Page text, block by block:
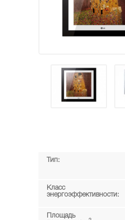
Тип:
Класс
энергоэффективности:
Площадь